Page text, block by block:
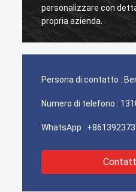
personalizzare con
propria azienda.
Persona di contatto :
Numero di telefono :
WhatsApp :